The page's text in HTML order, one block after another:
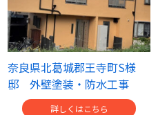
奈良県北葛城郡王寺町S様
邸 外壁塗装・防水工事
詳しくはこちら